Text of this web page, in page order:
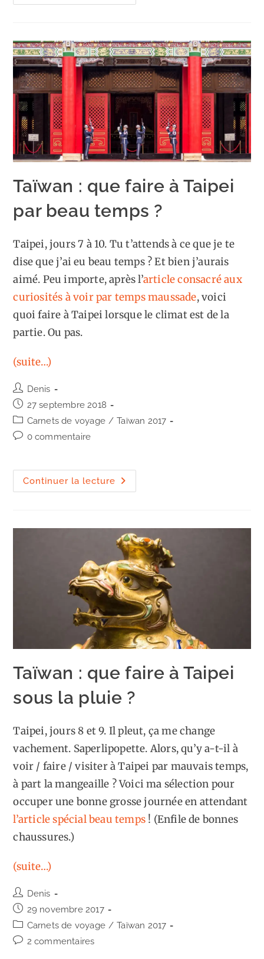
chats
Taïwan : que faire à Taipei
par beau temps ?
Taipei, jours 7 à 10. Tu t’attends à ce que je te
dise que j’ai eu beau temps ? Et bien j’aurais
aimé. Peu importe, après l’article consacré aux
curiosités à voir par temps maussade, voici
quoi faire à Taipei lorsque le climat est de la
partie. Ou pas.
(suite…)
Auteur/autrice
de
publication :
Denis
Publication
publiée :
27 septembre 2018
Post
category:
Carnets de voyage / Taïwan 2017
Commentaires
publication :
0 commentaire
Continuer la lecture Taïwan
par
beau
temps
Taïwan : que faire à Taipei
sous la pluie ?
Taipei, jours 8 et 9. Il pleut, ça me change
vachement. Saperlipopette. Alors, qu’y a-t-il à
voir / faire / visiter à Taipei par mauvais temps,
à part la mangeaille ? Voici ma sélection pour
occuper une bonne grosse journée en attendant
l’article spécial beau temps ! (Enfile de bonnes
chaussures.)
(suite…)
Auteur/autrice
de
publication :
Denis
Publication
publiée :
29 novembre 2017
Post
category:
Carnets de voyage / Taïwan 2017
Commentaires
2 commentaires